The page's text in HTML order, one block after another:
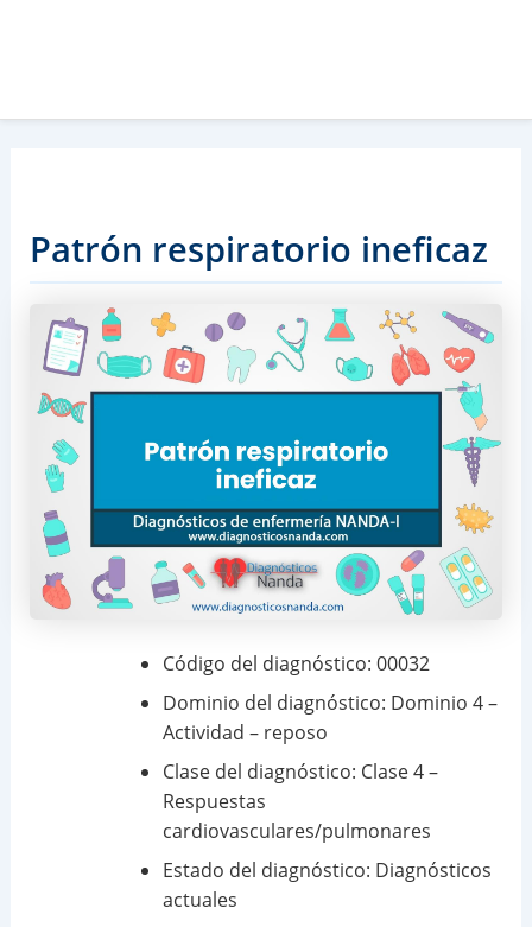
Patrón respiratorio ineficaz
Código del diagnóstico: 00032
Dominio del diagnóstico: Dominio 4 –
Actividad – reposo
Clase del diagnóstico: Clase 4 –
Respuestas
cardiovasculares/pulmonares
Estado del diagnóstico: Diagnósticos
actuales